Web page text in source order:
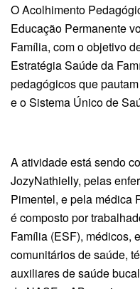
O Acolhimento
Educação Permanente
Família, com o objetivo
Estratégia Saúde da
pedagógicos que
e o Sistema Único de
A atividade está sendo
JozyNathielly, pelas
Pimentel, e pela médica
é composto por
Família (ESF), médicos,
comunitários de saúde,
auxiliares de saúde